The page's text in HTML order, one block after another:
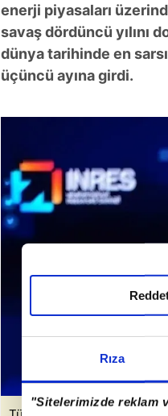
Rıza
"Sitelerimizde reklam
enerji piyasaları
savaş dördüncü yılını
dünya tarihinde en
üçüncü ayına girdi.